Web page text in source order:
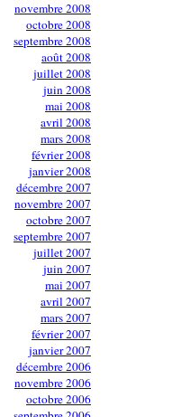
novembre 2008
octobre 2008
septembre 2008
août 2008
juillet 2008
juin 2008
mai 2008
avril 2008
mars 2008
février 2008
janvier 2008
décembre 2007
novembre 2007
octobre 2007
septembre 2007
juillet 2007
juin 2007
mai 2007
avril 2007
mars 2007
février 2007
janvier 2007
décembre 2006
novembre 2006
octobre 2006